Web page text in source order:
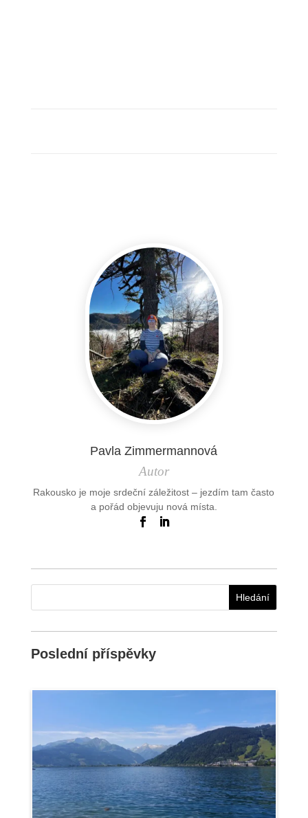
Pavla Zimmermannová
Autor
Rakousko je moje srdeční záležitost – jezdím tam často
a pořád objevuju nová místa.
Poslední příspěvky